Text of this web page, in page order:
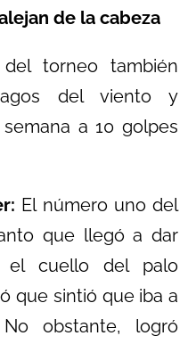
de la cabeza
torneo también
del viento y
a 10 golpes
El número uno del
que llegó a dar
el cuello del palo
que sintió que iba a
obstante, logró